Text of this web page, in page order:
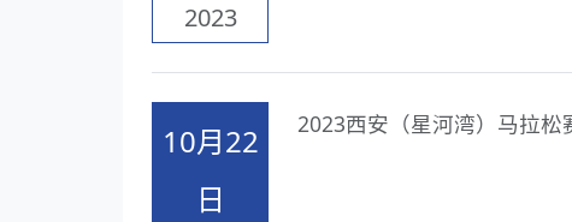
2023
10月22
日
2023西安（星河湾）马拉松